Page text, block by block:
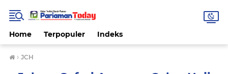
Home Terpopuler Indeks
› JCH